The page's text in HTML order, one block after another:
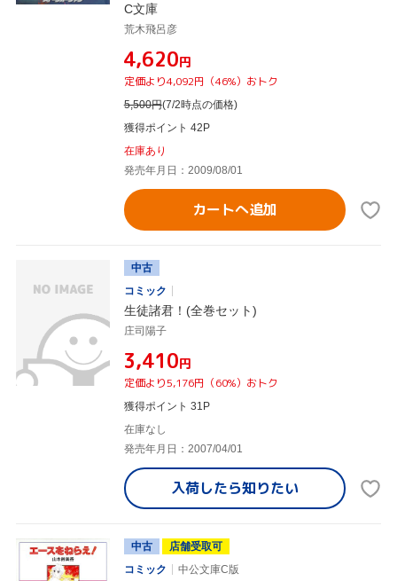
C文庫
荒木飛呂彦
¥4,620円
定価より4,092円（46%）おトク
5,500円(7/2時点の価格)
獲得ポイント 42P
在庫あり
発売年月日：2009/08/01
カートへ追加
中古
コミック
生徒諸君！(全巻セット)
庄司陽子
¥3,410円
定価より5,176円（60%）おトク
獲得ポイント 31P
在庫なし
発売年月日：2007/04/01
入荷したら知りたい
中古
店舗受取可
コミック
中公文庫C版